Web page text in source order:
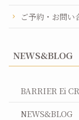
ご予約・お問い
NEWS&BLOG
BARRIER Ei
NEWS&BLOG